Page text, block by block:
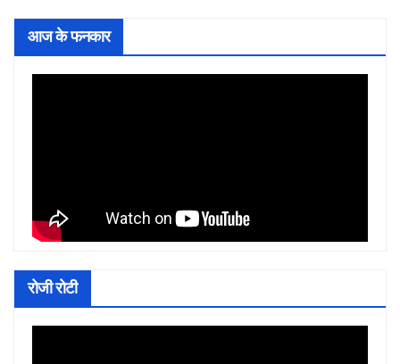
आज के फनकार
रोजी रोटी